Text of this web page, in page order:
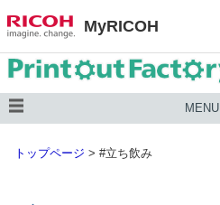
MyRICOH
MENU
トップページ > #立ち飲み